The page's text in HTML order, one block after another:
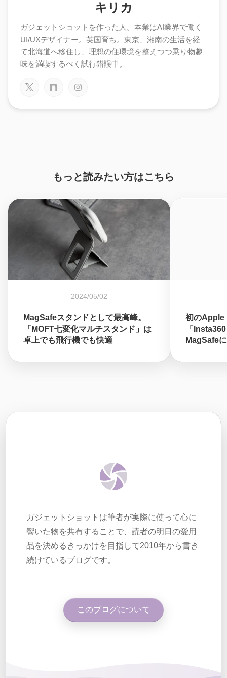
キリカ
ガジェットショットを作った人。本業はAI業界で働く
UI/UXデザイナー。英国育ち。東京、湘南の生活を経
て北海道へ移住し、理想の住環境を整えつつ乗り物趣
味を満喫するべく試行錯誤中。
もっと読みたい方はこちら
2024/05/02
MagSafeスタンドとして最高峰。
「MOFT七変化マルチスタンド」は
卓上でも飛行機でも快適
初のApple
「
MagSafe
ガジェットショットは筆者が実際に使って心に
響いた物を共有することで、読者の明日の愛用
品を決めるきっかけを目指して2010年から書き
続けているブログです。
このブログについて